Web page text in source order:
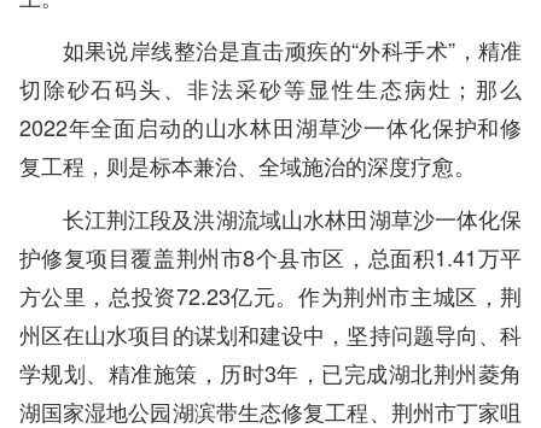
如果说岸线整治是直击顽疾的“外科手术”，精准
切除砂石码头、非法采砂等显性生态病灶；那么
2022年全面启动的山水林田湖草沙一体化保护和修
复工程，则是标本兼治、全域施治的深度疗愈。
长江荆江段及洪湖流域山水林田湖草沙一体化保
护修复项目覆盖荆州市8个县市区，总面积1.41万平
方公里，总投资72.23亿元。作为荆州市主城区，荆
州区在山水项目的谋划和建设中，坚持问题导向、科
学规划、精准施策，历时3年，已完成湖北荆州菱角
湖国家湿地公园湖滨带生态修复工程、荆州市丁家咀